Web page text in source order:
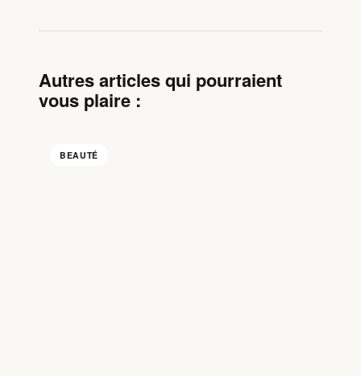
Autres articles qui pourraient
vous plaire :
BEAUTÉ